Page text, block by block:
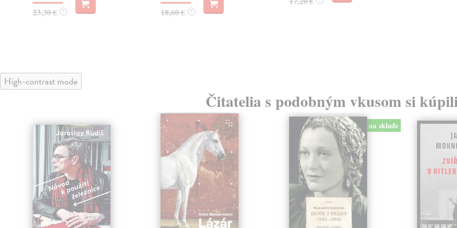
23,30 € ? 18,60 € ?
High-contrast mode
Čitatelia s podobným vkusom si
na sklade